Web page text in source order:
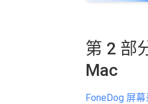
第 2 部
Mac
FoneDog 屏